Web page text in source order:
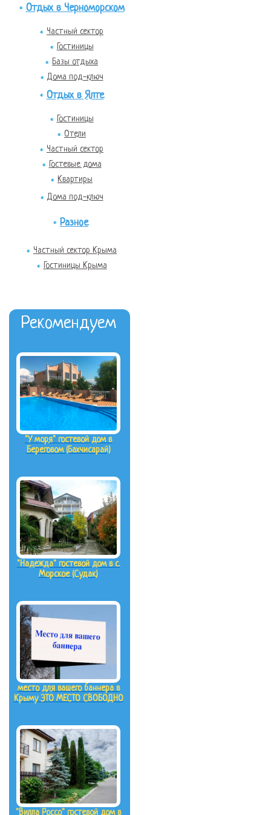
Отдых в Черноморском
Частный сектор
Гостиницы
Базы отдыха
Дома под-ключ
Отдых в Ялте
Гостиницы
Отели
Частный сектор
Гостевые дома
Квартиры
Дома под-ключ
Разное
Частный сектор Крыма
Гостиницы Крыма
Рекомендуем
"У моря" гостевой дом в
Береговом (Бахчисарай)
"Надежда" гостевой дом в с.
Морское (Судак)
место для вашего баннера в
Крыму ЭТО МЕСТО СВОБОДНО
"Вилла Россо" гостевой дом в